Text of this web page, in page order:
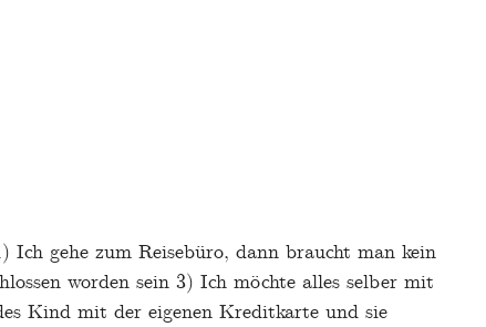
gehe zum Reisebüro, dann braucht man kein
worden sein 3) Ich möchte alles selber mit
Kind mit der eigenen Kreditkarte und sie